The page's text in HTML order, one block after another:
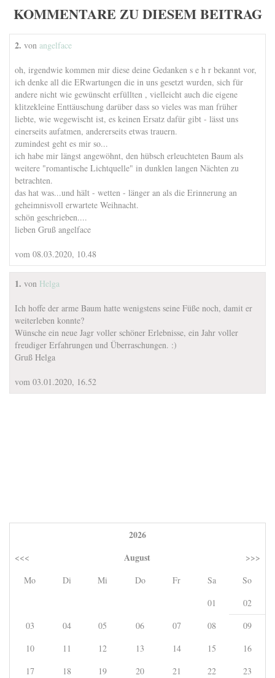
KOMMENTARE ZU DIESEM BEITRAG
2. von angelface
oh, irgendwie kommen mir diese deine Gedanken s e h r bekannt vor,
ich denke all die ERwartungen die in uns gesetzt wurden, sich für
andere nicht wie gewünscht erfüllten , vielleicht auch die eigene
klitzekleine Enttäuschung darüber dass so vieles was man früher
liebte, wie wegewischt ist, es keinen Ersatz dafür gibt - lässt uns
einerseits aufatmen, andererseits etwas trauern.
zumindest geht es mir so...
ich habe mir längst angewöhnt, den hübsch erleuchteten Baum als
weitere "romantische Lichtquelle" in dunklen langen Nächten zu
betrachten.
das hat was...und hält - wetten - länger an als die Erinnerung an
geheimnisvoll erwartete Weihnacht.
schön geschrieben....
lieben Gruß angelface
vom 08.03.2020, 10.48
1. von Helga
Ich hoffe der arme Baum hatte wenigstens seine Füße noch, damit er
weiterleben konnte?
Wünsche ein neue Jagr voller schöner Erlebnisse, ein Jahr voller
freudiger Erfahrungen und Überraschungen. :)
Gruß Helga
vom 03.01.2020, 16.52
2026
<<< August
>>>
Mo
Di Mi Do Fr Sa
So
01
02
03
04 05 06 07 08
09
10
11 12 13 14 15
16
17
18 19 20 21 22
23